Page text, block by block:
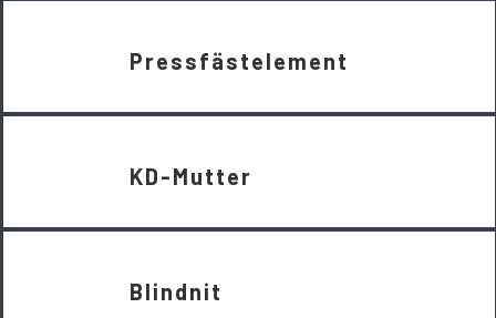
Pressfästelement
KD-Mutter
Blindnit